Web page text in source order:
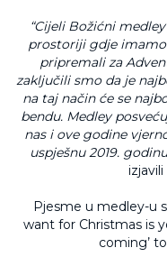
“Cijeli Božićni
prostoriji gdje imamo
pripremali za
zaključili smo da je
na taj način će se
bendu. Medley
nas i ove godine
uspješnu 2019.
Pjesme u medley-u
want for Christmas is
coming’